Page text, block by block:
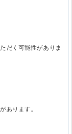
だく可能性がありま
あります。